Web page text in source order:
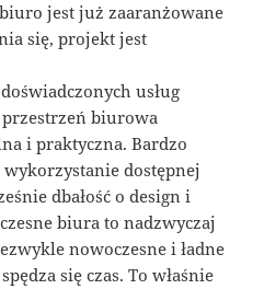
jest już zaaranżowane
się, projekt jest
usług
biurowa
i praktyczna. Bardzo
dostępnej
dbałość o design i
biura to nadzwyczaj
nowoczesne i ładne
się czas. To właśnie